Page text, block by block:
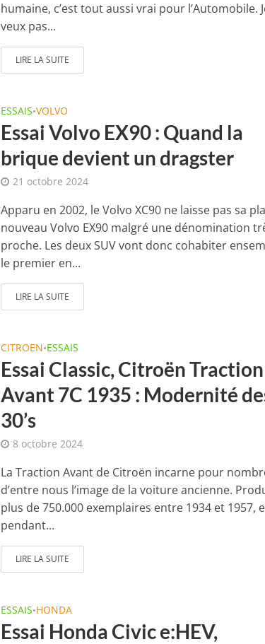
humaine, c’est tout aussi vrai pour l’Automobile.
veux pas...
LIRE LA SUITE
ESSAIS•VOLVO
Essai Volvo EX90 : Quand la
brique devient un dragster
21 octobre 2024
Apparu en 2002, le Volvo XC90 ne laisse pas sa
nouveau Volvo EX90 malgré une dénomination
proche. Les deux SUV vont donc cohabiter
le premier en...
LIRE LA SUITE
CITROEN•ESSAIS
Essai Classic, Citroën Traction
Avant 7C 1935 : Modernité
30’s
8 octobre 2024
La Traction Avant de Citroën incarne pour
d’entre nous l’image de la voiture ancienne.
plus de 750.000 exemplaires entre 1934 et 1957,
pendant...
LIRE LA SUITE
ESSAIS•HONDA
Essai Honda Civic e:HEV,